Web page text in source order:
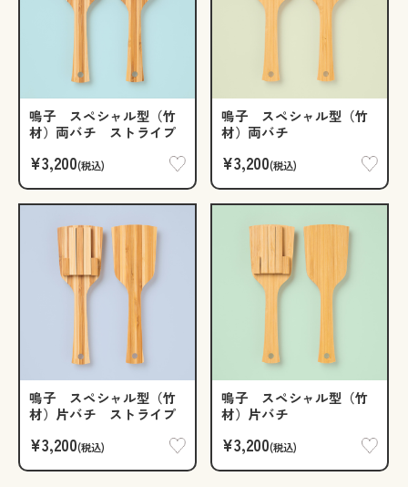
鳴子 スペシャル型（竹
材）両バチ ストライプ
¥3,200(税込)
鳴子 スペシャル型（竹
材）両バチ
¥3,200(税込)
鳴子 スペシャル型（竹
材）片バチ ストライプ
¥3,200(税込)
鳴子 スペシャル型（竹
材）片バチ
¥3,200(税込)